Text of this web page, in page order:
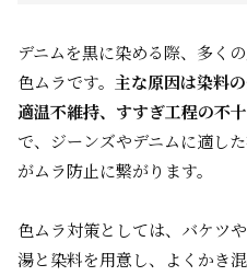
デニムを黒に染める際、多く
色ムラです。 主な原因は染料
適温不維持、すすぎ工程の不
で、ジーンズやデニムに適し
がムラ防止に繋がります。
色ムラ対策としては、バケツ
湯と染料を用意し、よくかき